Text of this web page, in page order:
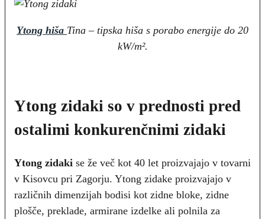
Ytong hiša Tina – tipska hiša s porabo energije do 20
kW/m².
Ytong zidaki so v prednosti pred
ostalimi konkurenčnimi zidaki
Ytong zidaki se že več kot 40 let proizvajajo v tovarni
v Kisovcu pri Zagorju. Ytong zidake proizvajajo v
različnih dimenzijah bodisi kot zidne bloke, zidne
plošče, preklade, armirane izdelke ali polnila za